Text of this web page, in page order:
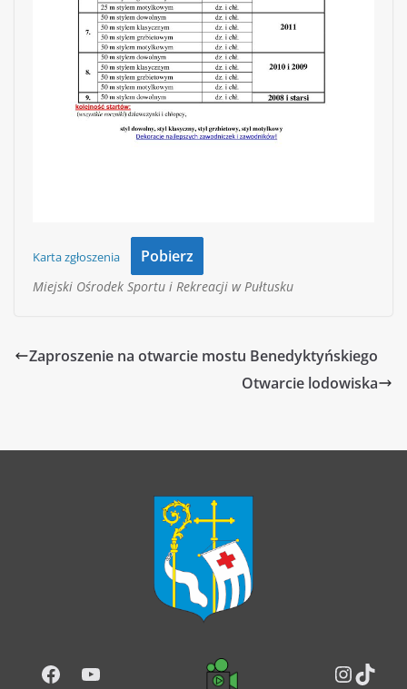
Karta zgłoszenia Pobierz
Miejski Ośrodek Sportu i Rekreacji w Pułtusku
Zaproszenie na otwarcie mostu Benedyktyńskiego
Otwarcie lodowiska
Facebook
YouTube